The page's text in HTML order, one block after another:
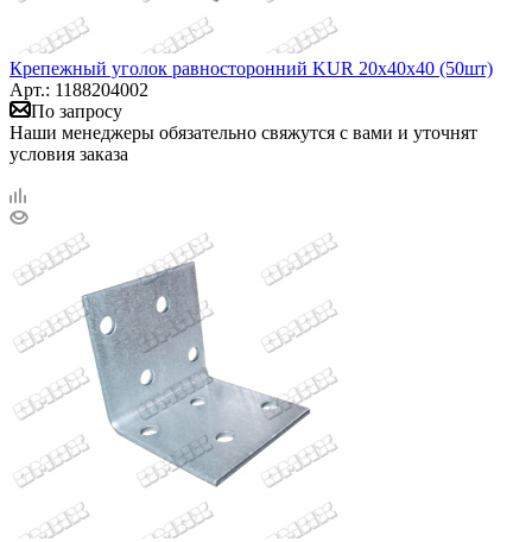
Крепежный уголок равносторонний KUR 20х40х40 (50шт)
Арт.: 1188204002
По запросу
Наши менеджеры обязательно свяжутся с вами и уточнят
условия заказа